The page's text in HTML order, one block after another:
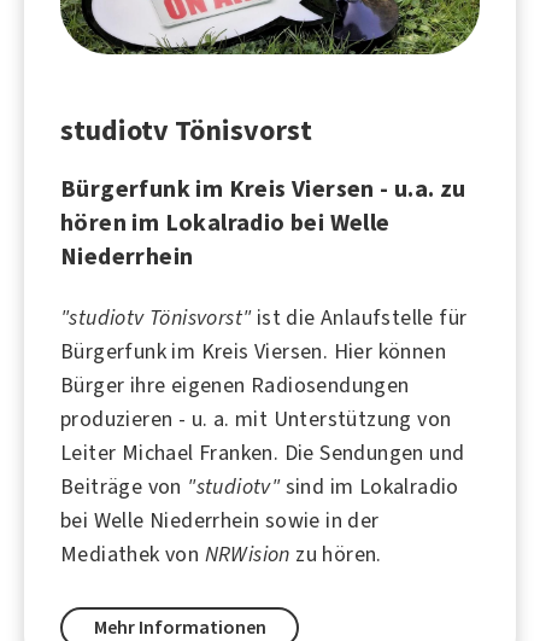
studiotv Tönisvorst
Bürgerfunk im Kreis Viersen - u.a. zu
hören im Lokalradio bei Welle
Niederrhein
"studiotv Tönisvorst"ist die Anlaufstelle für
Bürgerfunk im Kreis Viersen. Hier können
Bürger ihre eigenen Radiosendungen
produzieren - u. a. mit Unterstützung von
Leiter Michael Franken. Die Sendungen und
Beiträge von "studiotv"sind im Lokalradio
bei Welle Niederrhein sowie in der
Mediathek von NRWision zu hören.
Mehr Informationen